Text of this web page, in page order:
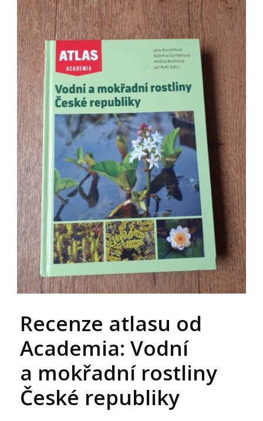
Recenze atlasu od
Academia: Vodní
a mokřadní rostliny
České republiky